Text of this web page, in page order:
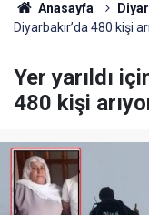
Anasayfa
Diyarbakır’da 480 kişi
Yer yarıldı
480 kişi